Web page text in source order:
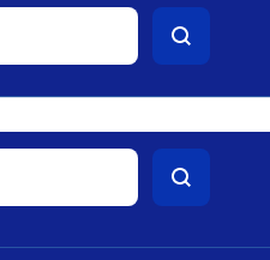
debido al alza en combustibles.